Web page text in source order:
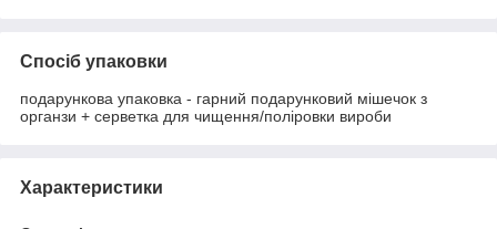
Спосіб упаковки
подарункова упаковка - гарний подарунковий мішечок з
органзи + серветка для чищення/поліровки вироби
Характеристики